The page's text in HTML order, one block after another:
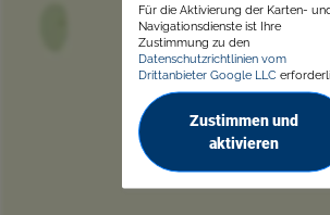
Für die Aktivierung der Karten-
Navigationsdienste ist Ihre
Zustimmung zu den
Datenschutzrichtlinien vom
Drittanbieter Google LLC
Zustimmen und
aktivieren